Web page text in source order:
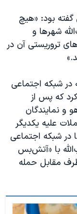
گفته بود: «هیچ
شهرها و
تروریستی آن در
در شبکه اجتماعی
که پس از
و نمایندگان
علیه یکدیگر
در شبکه اجتماعی
با «آتش‌بس
مقابل حمله